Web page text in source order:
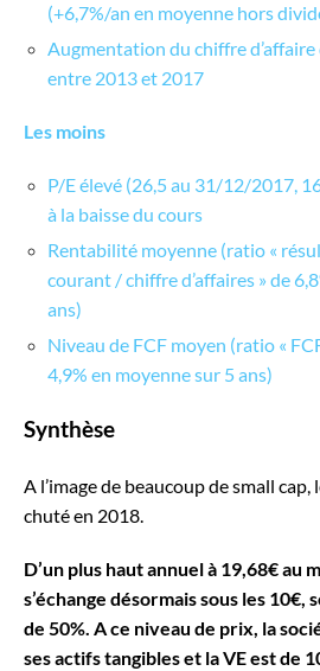
(+6,7%/an en moyenne hors
Augmentation du chiffre d’affaire
entre 2013 et 2017
Les moins
P/E élevé (26,5 au 31/12/2017,
à la baisse du cours
Rentabilité moyenne (ratio «
courant / chiffre d’affaires » de
ans)
Niveau de FCF moyen (ratio «
4,9% en moyenne sur 5 ans)
Synthèse
A l’image de beaucoup de small cap,
chuté en 2018.
D’un plus haut annuel à 19,68€ au
s’échange désormais sous les 10€,
de 50%. A ce niveau de prix, la
ses actifs tangibles et la VE est de